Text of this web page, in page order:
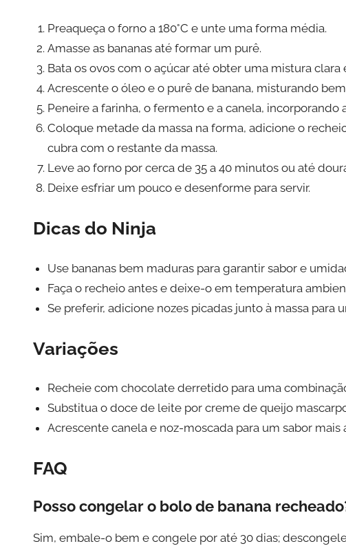
Preaqueça o forno a 180°C e unte uma forma média.
Amasse as bananas até formar um purê.
Bata os ovos com o açúcar até obter uma mistura clara
Acrescente o óleo e o purê de banana, misturando
Peneire a farinha, o fermento e a canela, incorporando
Coloque metade da massa na forma, adicione o
cubra com o restante da massa.
Leve ao forno por cerca de 35 a 40 minutos ou até
Deixe esfriar um pouco e desenforme para servir.
Dicas do Ninja
Use bananas bem maduras para garantir sabor e
Faça o recheio antes e deixe-o em temperatura
Se preferir, adicione nozes picadas junto à massa para
Variações
Recheie com chocolate derretido para uma
Substitua o doce de leite por creme de queijo
Acrescente canela e noz-moscada para um sabor mais
FAQ
Posso congelar o bolo de banana
Sim, embale-o bem e congele por até 30 dias;